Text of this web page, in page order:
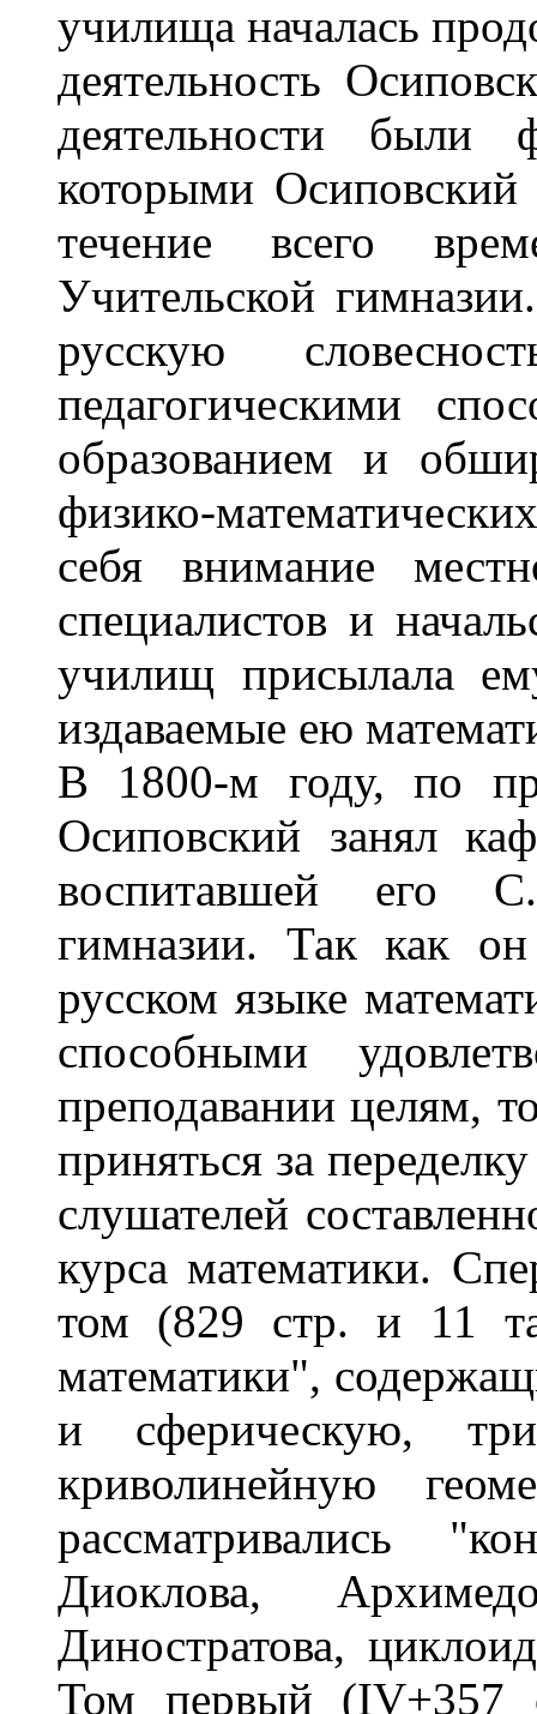
училища началась
деятельность
деятельности были
которыми Осиповский
течение всего
Учительской
русскую
педагогическими
образованием и
физико-
себя внимание
специалистов и
училищ присылала
издаваемые ею
В 1800-м году, по
Осиповский занял
воспитавшей его С.-
гимназии. Так как
русском языке
способными
преподавании целям,
приняться за
слушателей
курса математики.
том (829 стр. и 11
математики",
и сферическую,
криволинейную
рассматривались
Диоклова,
Диностратова,
Том первый (IV+357